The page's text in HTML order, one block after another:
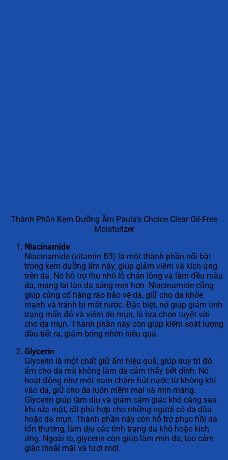
Thành Phần Kem Dưỡng Ẩm Paula’s Choice Clear Oil-Free
Moisturizer
Niacinamide
Niacinamide (vitamin B3) là một thành phần nổi bật
trong kem dưỡng ẩm này, giúp giảm viêm và kích ứng
trên da. Nó hỗ trợ thu nhỏ lỗ chân lông và làm đều màu
da, mang lại làn da sáng mịn hơn. Niacinamide cũng
giúp củng cố hàng rào bảo vệ da, giữ cho da khỏe
mạnh và tránh bị mất nước. Đặc biệt, nó giúp giảm tình
trạng mẩn đỏ và viêm do mụn, là lựa chọn tuyệt vời
cho da mụn. Thành phần này còn giúp kiểm soát lượng
dầu tiết ra, giảm bóng nhờn hiệu quả.
Glycerin
Glycerin là một chất giữ ẩm hiệu quả, giúp duy trì độ
ẩm cho da mà không làm da cảm thấy bết dính. Nó
hoạt động như một nam châm hút nước từ không khí
vào da, giữ cho da luôn mềm mại và mịn màng.
Glycerin giúp làm dịu và giảm cảm giác khô căng sau
khi rửa mặt, rất phù hợp cho những người có da dầu
hoặc da mụn. Thành phần này còn hỗ trợ phục hồi da
tổn thương, làm dịu các tình trạng da khô hoặc kích
ứng. Ngoài ra, glycerin còn giúp làm mịn da, tạo cảm
giác thoải mái và tươi mới.